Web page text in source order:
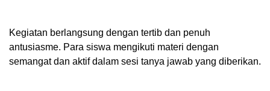
Kegiatan berlangsung dengan tertib dan penuh
antusiasme. Para siswa mengikuti materi dengan
semangat dan aktif dalam sesi tanya jawab yang diberikan.